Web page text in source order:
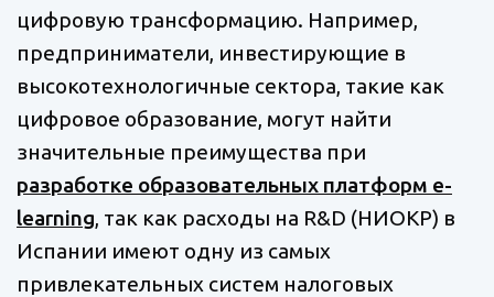
цифровую трансформацию. Например,
предприниматели, инвестирующие в
высокотехнологичные сектора, такие как
цифровое образование, могут найти
значительные преимущества при
разработке образовательных платформ e-
learning, так как расходы на R&D (НИОКР) в
Испании имеют одну из самых
привлекательных систем налоговых